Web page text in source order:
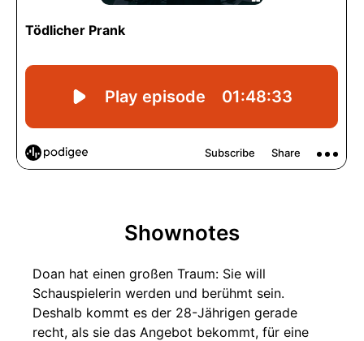
Shownotes
Doan hat einen großen Traum: Sie will
Schauspielerin werden und berühmt sein.
Deshalb kommt es der 28-Jährigen gerade
recht, als sie das Angebot bekommt, für eine